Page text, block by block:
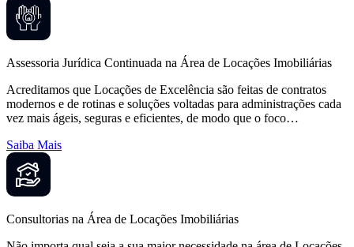
Assessoria Jurídica Continuada na Área de Locações Imobiliárias
Acreditamos que Locações de Excelência são feitas de contratos
modernos e de rotinas e soluções voltadas para administrações cada
vez mais ágeis, seguras e eficientes, de modo que o foco…
Saiba Mais
Consultorias na Área de Locações Imobiliárias